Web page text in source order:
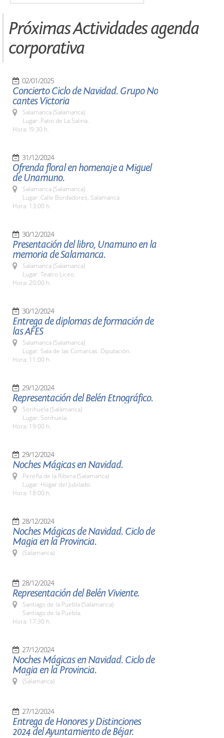
Próximas Actividades agenda
corporativa
02/01/2025
Concierto Ciclo de Navidad. Grupo No
cantes Victoria
Salamanca (Salamanca)
Lugar: Patio de La Salina.
Hora: !9:30 h.
31/12/2024
Ofrenda floral en homenaje a Miguel
de Unamuno.
Salamanca (Salamanca)
Lugar: Calle Bordadores, Salamanca
Hora: 13:00 h.
30/12/2024
Presentación del libro, Unamuno en la
memoria de Salamanca.
Salamanca (Salamanca)
Lugar: Teatro Liceo.
Hora: 20:00 h.
30/12/2024
Entrega de diplomas de formación de
las AFES
Salamanca (Salamanca)
Lugar: Sala de las Comarcas. Diputación.
Hora: 11:00 h.
29/12/2024
Representación del Belén Etnográfico.
Sorihuela (Salamanca)
Lugar: Sorihuela.
Hora: 19:00 h.
29/12/2024
Noches Mágicas en Navidad.
Pereña de la Ribera (Salamanca)
Lugar: Hogar del Jubilado.
Hora: 18:00 h.
28/12/2024
Noches Mágicas de Navidad. Ciclo de
Magia en la Provincia.
(Salamanca)
28/12/2024
Representación del Belén Viviente.
Santiago de la Puebla (Salamanca)
Santiago de la Puebla.
Hora: 17:30 h.
27/12/2024
Noches Mágicas en Navidad. Ciclo de
Magia en la Provincia.
(Salamanca)
27/12/2024
Entrega de Honores y Distinciones
2024 del Ayuntamiento de Béjar.